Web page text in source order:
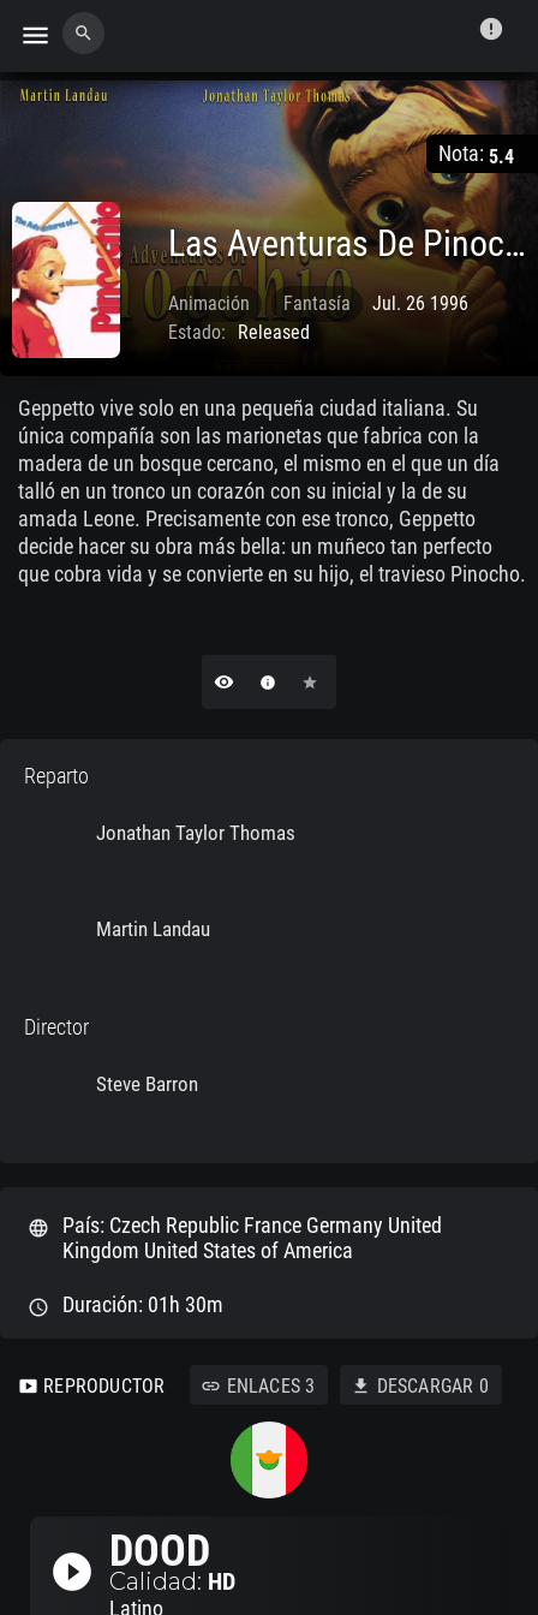
menu search error
Nota: 5.4
Las Aventuras De Pinocho
Animación Fantasía
Jul. 26 1996
Estado:
Released
Geppetto vive solo en una pequeña ciudad italiana. Su
única compañía son las marionetas que fabrica con la
madera de un bosque cercano, el mismo en el que un día
talló en un tronco un corazón con su inicial y la de su
amada Leone. Precisamente con ese tronco, Geppetto
decide hacer su obra más bella: un muñeco tan perfecto
que cobra vida y se convierte en su hijo, el travieso Pinocho.
remove_red_eye info star
Reparto
Jonathan Taylor Thomas
Martin Landau
Director
Steve Barron
language
País: Czech Republic France Germany United
Kingdom United States of America
schedule Duración: 01h 30m
smart_display REPRODUCTOR link ENLACES 3 download DESCARGAR 0
play_circle_filled DOOD
Calidad: HD
Latino